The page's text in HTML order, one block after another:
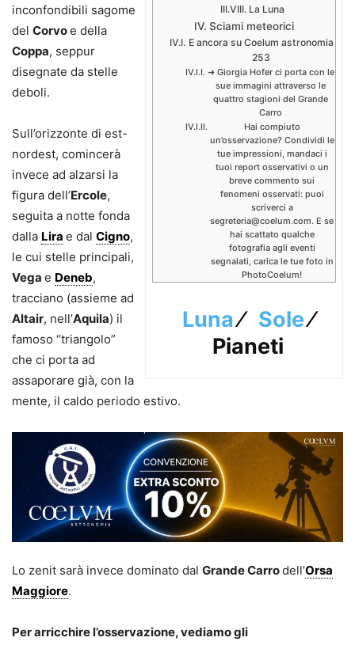
La Luna
Sciami meteorici
E ancora su Coelum astronomia
253
➜ Giorgia Hofer ci porta con le
sue immagini attraverso le
quattro stagioni del Grande
Carro
Hai compiuto
un’osservazione? Condividi le
tue impressioni, mandaci i
tuoi report osservativi o un
breve commento sui
fenomeni osservati: puoi
scriverci a
segreteria@coelum.com. E se
hai scattato qualche
fotografia agli eventi
segnalati, carica le tue foto in
PhotoCoelum!
Luna⁄ Sole⁄
Pianeti
inconfondibili sagome
del Corvoe della
Coppa, seppur
disegnate da stelle
deboli.
Sull’orizzonte di est-
nordest, comincerà
invece ad alzarsi la
figura dell’Ercole,
seguita a notte fonda
dalla Lira e dal Cigno,
le cui stelle principali,
Vega e Deneb,
tracciano (assieme ad
Altair, nell’Aquila) il
famoso “triangolo”
che ci porta ad
assaporare già, con la
mente, il caldo periodo estivo.
Lo zenit sarà invece dominato dal Grande Carrodell’Orsa
Maggiore.
Per arricchire l’osservazione, vediamo gli